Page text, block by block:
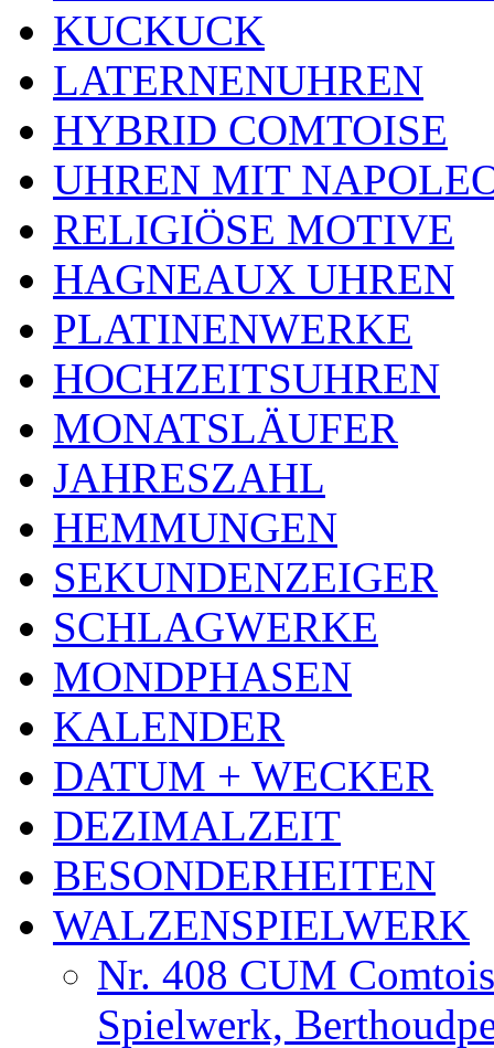
KUCKUCK
LATERNENUHREN
HYBRID COMTOISE
UHREN MIT
RELIGIÖSE MOTIVE
HAGNEAUX UHREN
PLATINENWERKE
HOCHZEITSUHREN
MONATSLÄUFER
JAHRESZAHL
HEMMUNGEN
SEKUNDENZEIGER
SCHLAGWERKE
MONDPHASEN
KALENDER
DATUM + WECKER
DEZIMALZEIT
BESONDERHEITEN
WALZENSPIELWERK
Nr. 408 CUM
Spielwerk,